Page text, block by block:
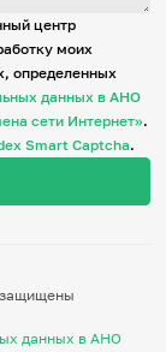
центр
моих
определенных
данных в АНО
сети Интернет».
Smart Captcha.
данных в АНО